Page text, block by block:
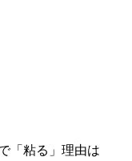
「粘る」理由は